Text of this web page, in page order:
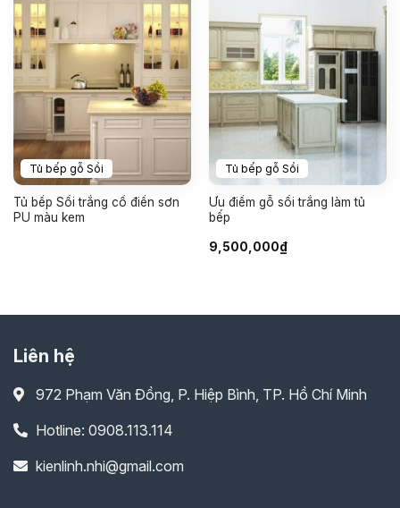
Tủ bếp gỗ Sồi
Tủ bếp Sồi trắng cổ điển sơn
PU màu kem
Tủ bếp gỗ Sồi
Ưu điểm gỗ sồi trắng làm tủ
bếp
9,500,000₫
Liên hệ
972 Phạm Văn Đồng, P. Hiệp Bình, TP. Hồ Chí Minh
Hotline: 0908.113.114
kienlinh.nhi@gmail.com